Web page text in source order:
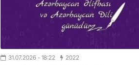
31.07.2026 - 18:22 2022